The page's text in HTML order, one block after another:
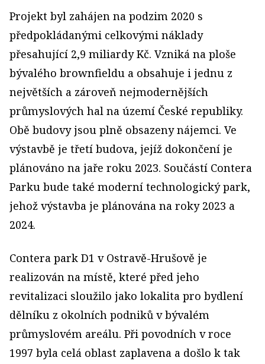
Projekt byl zahájen na podzim 2020 s
předpokládanými celkovými náklady
přesahující 2,9 miliardy Kč. Vzniká na ploše
bývalého brownfieldu a obsahuje i jednu z
největších a zároveň nejmodernějších
průmyslových hal na území České republiky.
Obě budovy jsou plně obsazeny nájemci. Ve
výstavbě je třetí budova, jejíž dokončení je
plánováno na jaře roku 2023. Součástí Contera
Parku bude také moderní technologický park,
jehož výstavba je plánována na roky 2023 a
2024.
Contera park D1 v Ostravě-Hrušově je
realizován na místě, které před jeho
revitalizaci sloužilo jako lokalita pro bydlení
dělníku z okolních podniků v bývalém
průmyslovém areálu. Při povodních v roce
1997 byla celá oblast zaplavena a došlo k tak